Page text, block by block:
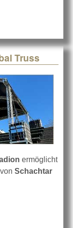
Truss
ermöglicht
von Schachtar